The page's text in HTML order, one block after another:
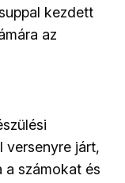
kezdett
az
versenyre járt,
számokat és